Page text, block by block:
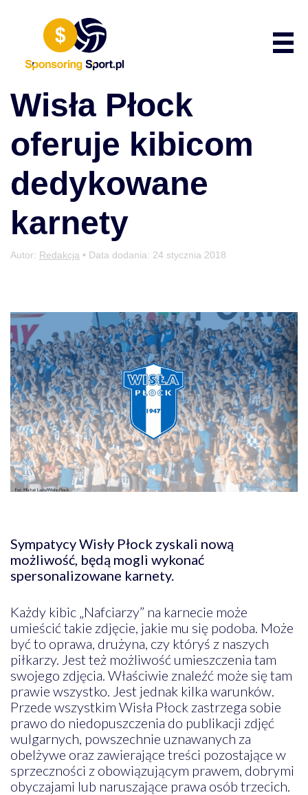
Wisła Płock
oferuje kibicom
dedykowane
karnety
Autor: Redakcja • Data dodania: 24 stycznia 2018
Sympatycy Wisły Płock zyskali nową
możliwość, będą mogli wykonać
spersonalizowane karnety.
Każdy kibic „Nafciarzy” na karnecie może
umieścić takie zdjęcie, jakie mu się podoba. Może
być to oprawa, drużyna, czy któryś z naszych
piłkarzy. Jest też możliwość umieszczenia tam
swojego zdjęcia. Właściwie znaleźć może się tam
prawie wszystko. Jest jednak kilka warunków.
Przede wszystkim Wisła Płock zastrzega sobie
prawo do niedopuszczenia do publikacji zdjęć
wulgarnych, powszechnie uznawanych za
obelżywe oraz zawierające treści pozostające w
sprzeczności z obowiązującym prawem, dobrymi
obyczajami lub naruszające prawa osób trzecich.